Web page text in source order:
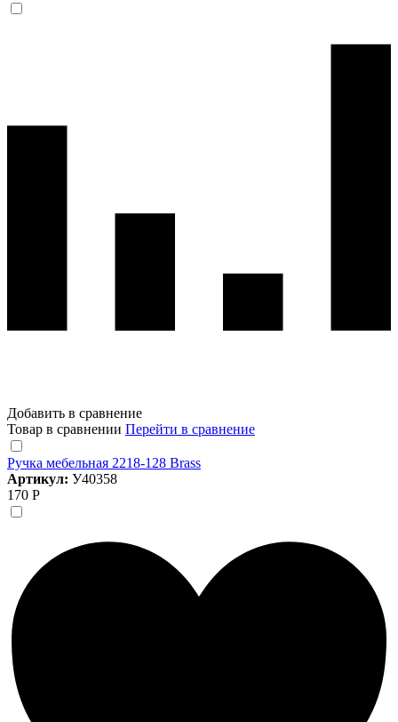
Добавить в сравнение
Товар в сравнении Перейти в сравнение
Ручка мебельная 2218-128 Brass
Артикул: У40358
170 Р